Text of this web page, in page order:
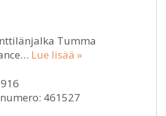
Tumma
Lue lisää »
461527